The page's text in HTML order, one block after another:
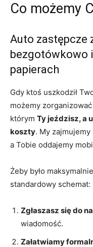
Co możemy
Auto zastępcze
bezgotówkowo
papierach
Gdy ktoś uszkodził
możemy
którym Ty jeździsz, a
koszty. My
a Tobie oddajemy
Żeby było
standardowy schemat:
Zgłaszasz się do
wiadomość.
Załatwiamy